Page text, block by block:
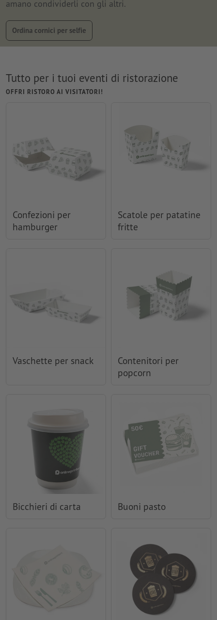
amano condividerli con gli altri.
Ordina cornici per selfie
Tutto per i tuoi eventi di ristorazione
OFFRI RISTORO AI VISITATORI!
Confezioni per
hamburger
Scatole per patatine
fritte
Vaschette per snack
Contenitori per
popcorn
Bicchieri di carta Buoni pasto